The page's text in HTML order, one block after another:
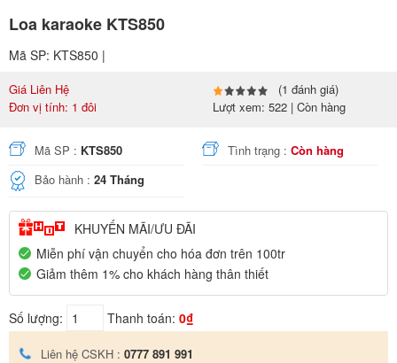
Loa karaoke KTS850
Mã SP: KTS850 |
Giá Liên Hệ
Đơn vị tính: 1 đôi
(1 đánh giá)
Lượt xem: 522 | Còn hàng
Mã SP : KTS850 Tình trạng :Còn hàng
Bảo hành : 24 Tháng
KHUYẾN MÃI/ƯU ĐÃI
Miễn phí vận chuyển cho hóa đơn trên 100tr
Giảm thêm 1% cho khách hàng thân thiết
Số lượng: Thanh toán: 0₫
Liên hệ CSKH : 0777 891 991